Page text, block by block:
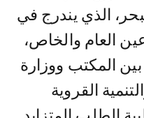
الذي يندرج في
العام والخاص،
المكتب ووزارة
القروية